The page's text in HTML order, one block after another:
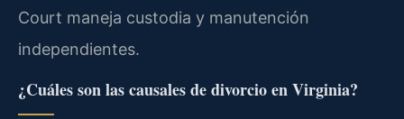
Court maneja custodia y manutención
independientes.
¿Cuáles son las causales de divorcio en Virginia?